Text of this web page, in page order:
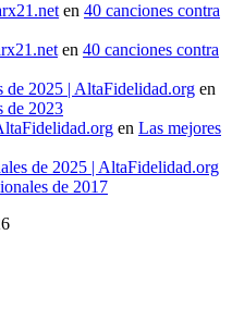
en 40 canciones contra
en 40 canciones contra
de 2025 | AltaFidelidad.org en
de 2023
en Las mejores
de 2025 | AltaFidelidad.org
de 2017